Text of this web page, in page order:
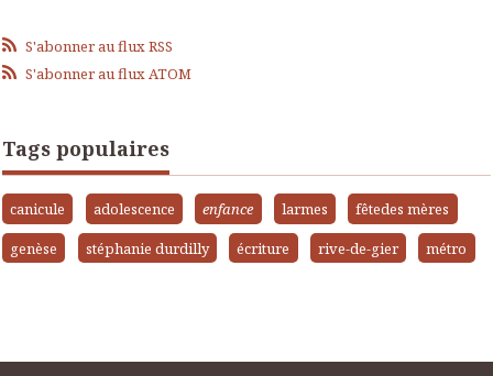
S'abonner au flux RSS
S'abonner au flux ATOM
Tags populaires
canicule adolescence enfance larmes
fêtedes mères
genèse
stéphanie durdilly écriture rive-de-gier métro